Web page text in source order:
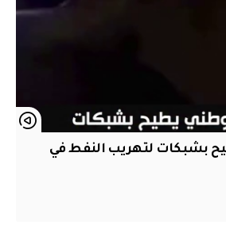
بشبكات لتهريب النفط في